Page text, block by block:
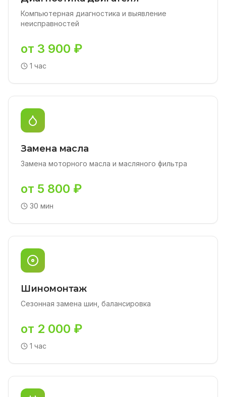
Компьютерная диагностика и выявление
неисправностей
от 3 900 ₽
1 час
Замена масла
Замена моторного масла и масляного фильтра
от 5 800 ₽
30 мин
Шиномонтаж
Сезонная замена шин, балансировка
от 2 000 ₽
1 час